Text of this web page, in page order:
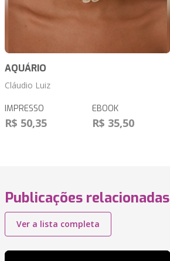
AQUÁRIO
Cláudio Luiz
IMPRESSO
R$ 50,35
EBOOK
R$ 35,50
Publicações relacionadas
Ver a lista completa